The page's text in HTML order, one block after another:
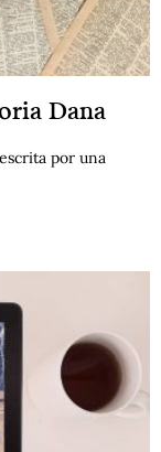
Dana
por una